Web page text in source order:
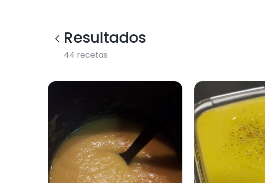
Resultados
44 recetas